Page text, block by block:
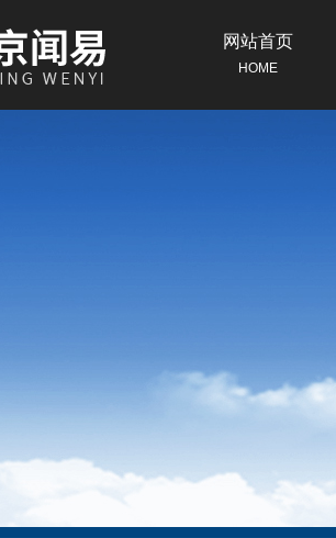
网站首页
HOME